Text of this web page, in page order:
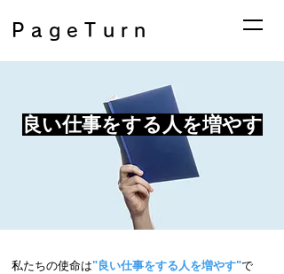
PageTurn
良い仕事をする人を増やす
私たちの使命は"良い仕事をする人を増やす"​で